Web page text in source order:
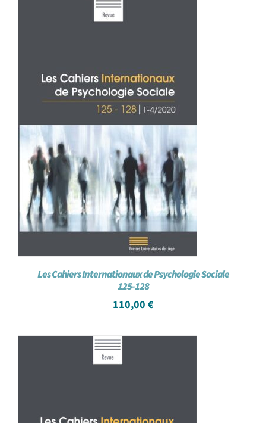
Les Cahiers Internationaux de Psychologie Sociale
125-128
110,00 €